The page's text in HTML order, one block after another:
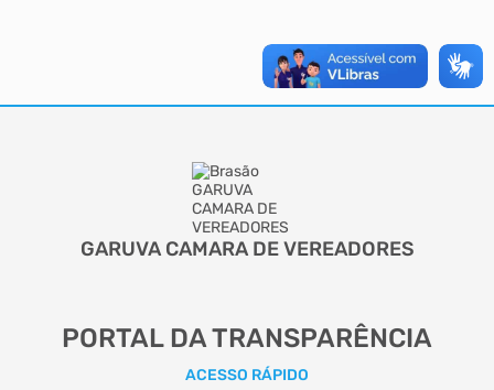
GARUVA CAMARA DE VEREADORES
PORTAL DA TRANSPARÊNCIA
ACESSO RÁPIDO